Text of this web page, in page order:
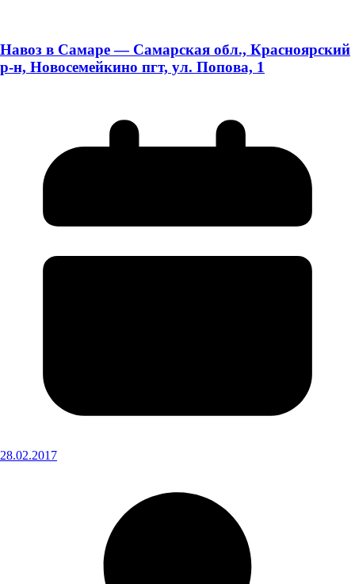
Навоз в Самаре — Самарская обл., Красноярский
р-н, Новосемейкино пгт, ул. Попова, 1
28.02.2017